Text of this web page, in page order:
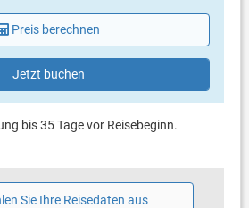
dem Grundstück
inklusive
Unterkunft
Preis berechnen
Jetzt buchen
bis 35 Tage vor Reisebeginn.
Sie Ihre Reisedaten aus